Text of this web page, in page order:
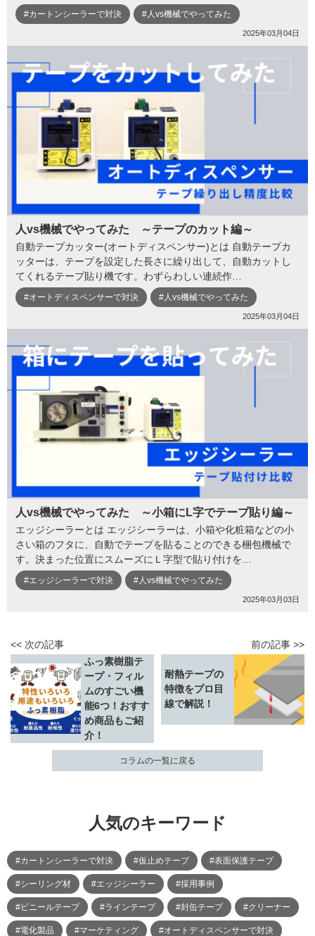
#カートンシーラーで対決 #人vs機械でやってみた
2025年03月04日
人vs機械でやってみた ～テープのカット編～
自動テープカッター(オートディスペンサー)とは 自動テープカ
ッターは、テープを設定した長さに繰り出して、自動カットし
てくれるテープ貼り機です。わずらわしい連続作…
#オートディスペンサーで対決 #人vs機械でやってみた
2025年03月04日
人vs機械でやってみた ～小箱にL字でテープ貼り編～
エッジシーラーとは エッジシーラーは、小箱や化粧箱などの小
さい箱のフタに、自動でテープを貼ることのできる梱包機械で
す。決まった位置にスムーズにＬ字型で貼り付けを…
#エッジシーラーで対決 #人vs機械でやってみた
2025年03月03日
<< 次の記事
ふっ素樹脂テ
ープ・フィル
ムのすごい機
能6つ！おすす
め商品もご紹
介！
前の記事 >>
耐熱テープの
特徴をプロ目
線で解説！
コラムの一覧に戻る
人気のキーワード
#カートンシーラーで対決 #仮止めテープ #表面保護テープ
#シーリング材 #エッジシーラー #採用事例
#ビニールテープ #ラインテープ #封缶テープ #クリーナー
#電化製品 #マーケティング #オートディスペンサーで対決